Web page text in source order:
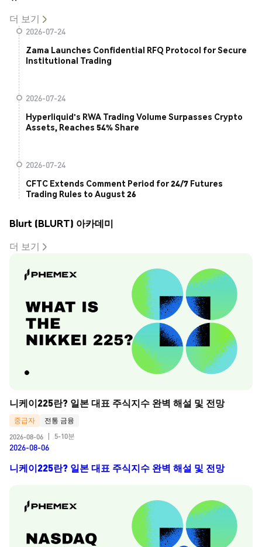
더 보기
2026-07-24
Zama Launches Confidential RFQ Protocol for Secure
Institutional Trading
2026-07-24
Hyperliquid's RWA Trading Volume Surpasses Crypto
Assets, Reaches 54% Share
2026-07-24
CFTC Extends Comment Period for 24/7 Futures
Trading Rules to August 26
Blurt (BLURT) 아카데미
더 보기
니케이225란? 일본 대표 주식지수 완벽 해설 및 전망
중급자
전통 금융
2026-08-06
5-10분
2026-08-06
니케이225란? 일본 대표 주식지수 완벽 해설 및 전망